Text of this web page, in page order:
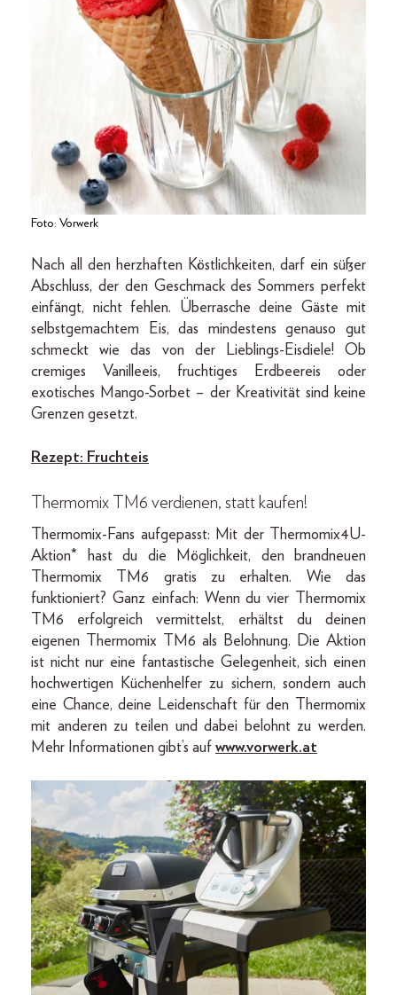
Foto: Vorwerk
Nach all den herzhaften Köstlichkeiten, darf ein süßer
Abschluss, der den Geschmack des Sommers perfekt
einfängt, nicht fehlen. Überrasche deine Gäste mit
selbstgemachtem Eis, das mindestens genauso gut
schmeckt wie das von der Lieblings-Eisdiele! Ob
cremiges Vanilleeis, fruchtiges Erdbeereis oder
exotisches Mango-Sorbet – der Kreativität sind keine
Grenzen gesetzt.
Rezept: Fruchteis
Thermomix TM6 verdienen, statt kaufen!
Thermomix-Fans aufgepasst: Mit der Thermomix4U-
Aktion* hast du die Möglichkeit, den brandneuen
Thermomix TM6 gratis zu erhalten. Wie das
funktioniert? Ganz einfach: Wenn du vier Thermomix
TM6 erfolgreich vermittelst, erhältst du deinen
eigenen Thermomix TM6 als Belohnung. Die Aktion
ist nicht nur eine fantastische Gelegenheit, sich einen
hochwertigen Küchenhelfer zu sichern, sondern auch
eine Chance, deine Leidenschaft für den Thermomix
mit anderen zu teilen und dabei belohnt zu werden.
Mehr Informationen gibt’s auf www.vorwerk.at